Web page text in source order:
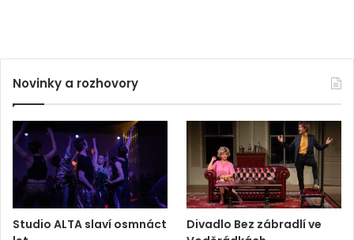
Novinky a rozhovory
Studio ALTA slaví osmnáct
Divadlo Bez zábradlí ve